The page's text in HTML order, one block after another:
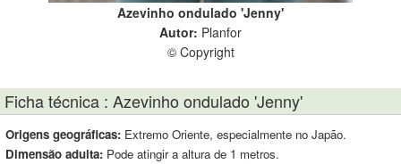
Azevinho ondulado 'Jenny'
Autor: Planfor
© Copyright
Ficha técnica : Azevinho ondulado 'Jenny'
Origens geográficas: Extremo Oriente, especialmente no Japão.
Dimensão adulta: Pode atingir a altura de 1 metros.